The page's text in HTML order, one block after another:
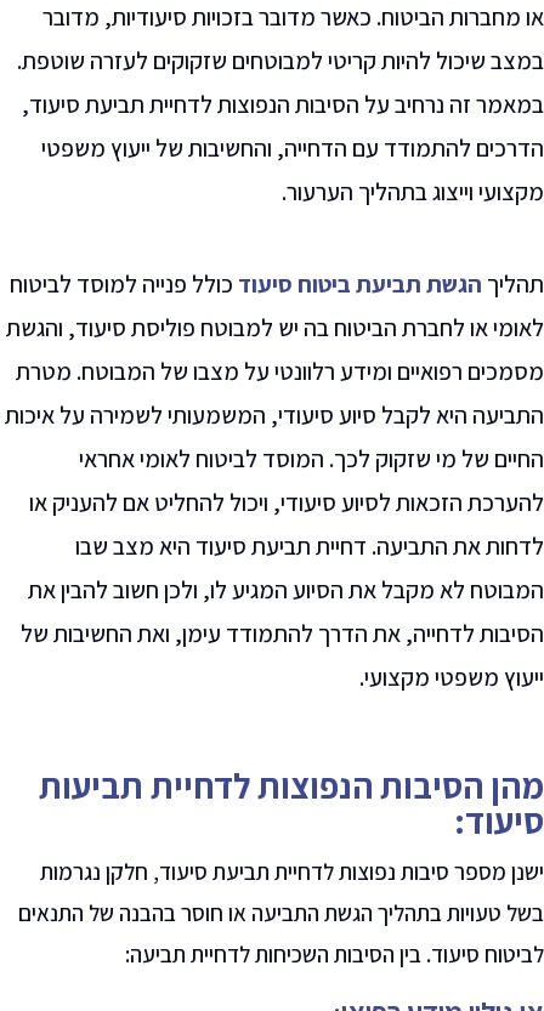
או מחברות הביטוח. כאשר מדובר בזכויות סיעודיות, מדובר
במצב שיכול להיות קריטי למבוטחים שזקוקים לעזרה שוטפת.
במאמר זה נרחיב על הסיבות הנפוצות לדחיית תביעת סיעוד,
הדרכים להתמודד עם הדחייה, והחשיבות של ייעוץ משפטי
מקצועי וייצוג בתהליך הערעור.
תהליך הגשת תביעת ביטוח סיעוד כולל פנייה למוסד לביטוח
לאומי או לחברת הביטוח בה יש למבוטח פוליסת סיעוד, והגשת
מסמכים רפואיים ומידע רלוונטי על מצבו של המבוטח. מטרת
התביעה היא לקבל סיוע סיעודי, המשמעותי לשמירה על איכות
החיים של מי שזקוק לכך. המוסד לביטוח לאומי אחראי
להערכת הזכאות לסיוע סיעודי, ויכול להחליט אם להעניק או
לדחות את התביעה. דחיית תביעת סיעוד היא מצב שבו
המבוטח לא מקבל את הסיוע המגיע לו, ולכן חשוב להבין את
הסיבות לדחייה, את הדרך להתמודד עימן, ואת החשיבות של
ייעוץ משפטי מקצועי.
מהן הסיבות הנפוצות לדחיית תביעות
סיעוד:
ישנן מספר סיבות נפוצות לדחיית תביעת סיעוד, חלקן נגרמות
בשל טעויות בתהליך הגשת התביעה או חוסר בהבנה של התנאים
לביטוח סיעוד. בין הסיבות השכיחות לדחיית תביעה: